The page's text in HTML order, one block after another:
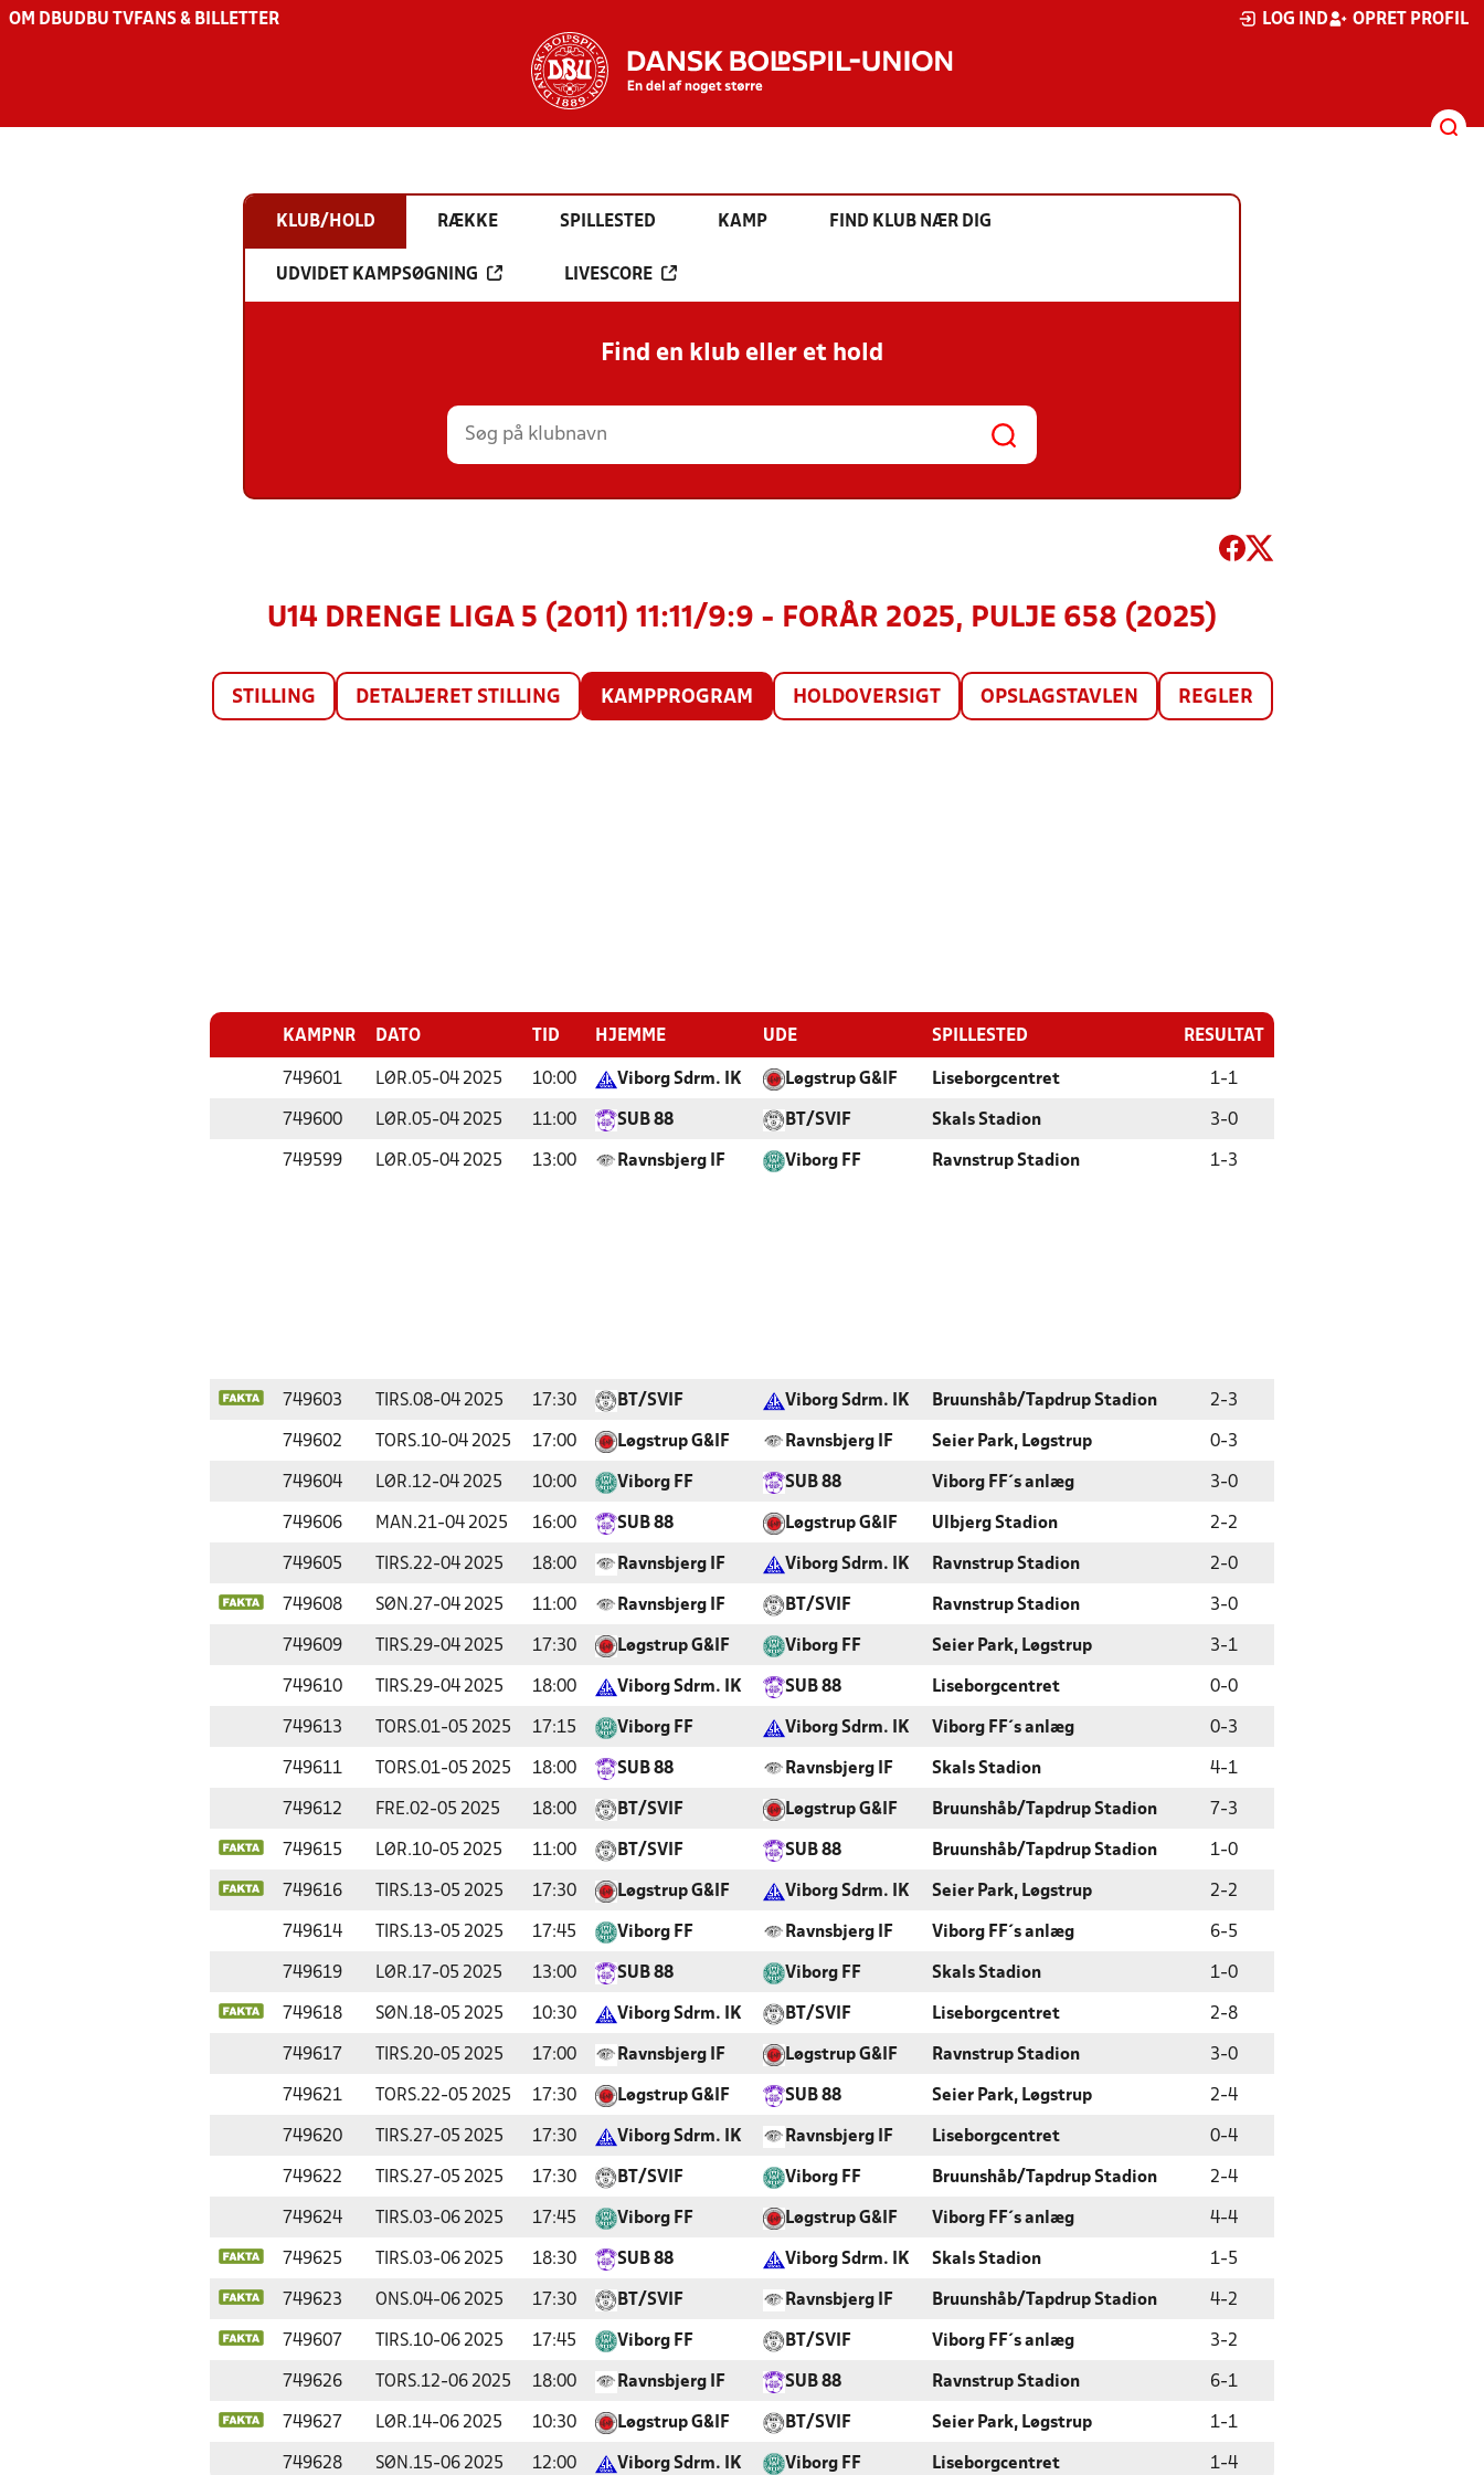
OM DBU DBU TV FANS & BILLETTER LOG IND OPRET PROFIL
KLUB/HOLD RÆKKE SPILLESTED KAMP FIND KLUB NÆR DIG
UDVIDET KAMPSØGNING LIVESCORE
Find en klub eller et hold
U14 DRENGE LIGA 5 (2011) 11:11/9:9 - FORÅR 2025, PULJE 658 (2025)
STILLING DETALJERET STILLING KAMPPROGRAM HOLDOVERSIGT OPSLAGSTAVLEN REGLER
KAMPNR DATO TID HJEMME UDE SPILLESTED RESULTAT
749601 LØR.05-04 2025 10:00 Viborg Sdrm. IK Løgstrup G&IF Liseborgcentret 1-1
749600 LØR.05-04 2025 11:00 SUB 88 BT/SVIF Skals Stadion 3-0
749599 LØR.05-04 2025 13:00 Ravnsbjerg IF Viborg FF Ravnstrup Stadion 1-3
749603 TIRS.08-04 2025 17:30 BT/SVIF Viborg Sdrm. IK Bruunshåb/Tapdrup Stadion 2-3
749602 TORS.10-04 2025 17:00 Løgstrup G&IF Ravnsbjerg IF Seier Park, Løgstrup 0-3
749604 LØR.12-04 2025 10:00 Viborg FF SUB 88 Viborg FF´s anlæg 3-0
749606 MAN.21-04 2025 16:00 SUB 88 Løgstrup G&IF Ulbjerg Stadion 2-2
749605 TIRS.22-04 2025 18:00 Ravnsbjerg IF Viborg Sdrm. IK Ravnstrup Stadion 2-0
749608 SØN.27-04 2025 11:00 Ravnsbjerg IF BT/SVIF Ravnstrup Stadion 3-0
749609 TIRS.29-04 2025 17:30 Løgstrup G&IF Viborg FF Seier Park, Løgstrup 3-1
749610 TIRS.29-04 2025 18:00 Viborg Sdrm. IK SUB 88 Liseborgcentret 0-0
749613 TORS.01-05 2025 17:15 Viborg FF Viborg Sdrm. IK Viborg FF´s anlæg 0-3
749611 TORS.01-05 2025 18:00 SUB 88 Ravnsbjerg IF Skals Stadion 4-1
749612 FRE.02-05 2025 18:00 BT/SVIF Løgstrup G&IF Bruunshåb/Tapdrup Stadion 7 -3
749615 LØR.10-05 2025 11:00 BT/SVIF SUB 88 Bruunshåb/Tapdrup Stadion 1-0
749616 TIRS.13-05 2025 17:30 Løgstrup G&IF Viborg Sdrm. IK Seier Park, Løgstrup 2-2
749614 TIRS.13-05 2025 17:45 Viborg FF Ravnsbjerg IF Viborg FF´s anlæg 6-5
749619 LØR.17-05 2025 13:00 SUB 88 Viborg FF Skals Stadion 1-0
749618 SØN.18-05 2025 10:30 Viborg Sdrm. IK BT/SVIF Liseborgcentret 2-8
749617 TIRS.20-05 2025 17:00 Ravnsbjerg IF Løgstrup G&IF Ravnstrup Stadion 3-0
749621 TORS.22-05 2025 17:30 Løgstrup G&IF SUB 88 Seier Park, Løgstrup 2-4
749620 TIRS.27-05 2025 17:30 Viborg Sdrm. IK Ravnsbjerg IF Liseborgcentret 0-4
749622 TIRS.27-05 2025 17:30 BT/SVIF Viborg FF Bruunshåb/Tapdrup Stadion 2-4
749624 TIRS.03-06 2025 17:45 Viborg FF Løgstrup G&IF Viborg FF´s anlæg 4-4
749625 TIRS.03-06 2025 18:30 SUB 88 Viborg Sdrm. IK Skals Stadion 1-5
749623 ONS.04-06 2025 17:30 BT/SVIF Ravnsbjerg IF Bruunshåb/Tapdrup Stadion 4-2
749607 TIRS.10-06 2025 17:45 Viborg FF BT/SVIF Viborg FF´s anlæg 3-2
749626 TORS.12-06 2025 18:00 Ravnsbjerg IF SUB 88 Ravnstrup Stadion 6-1
749627 LØR.14-06 2025 10:30 Løgstrup G&IF BT/SVIF Seier Park, Løgstrup 1-1
749628 SØN.15-06 2025 12:00 Viborg Sdrm. IK Viborg FF Liseborgcentret 1-4